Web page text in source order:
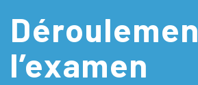
l’examen